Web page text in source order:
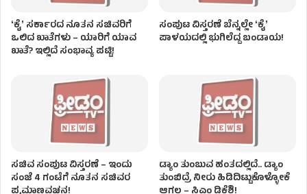
ʻಕೈʼ ಸರ್ಕಾರದ ನೂತನ ಸಚಿವರಿಗೆ
ಒಲಿದ ಖಾತೆಗಳು – ಯಾರಿಗೆ ಯಾವ
ಖಾತೆ? ಇಲ್ಲಿದೆ ಸಂಭಾವ್ಯ ಪಟ್ಟಿ!
ಸಂಪುಟ ವಿಸ್ತರಣೆ ಬೆನ್ನಲ್ಲೇ ʻಕೈʼ
ಪಾಳಯದಲ್ಲಿ ಭುಗಿಲೆದ್ದ ಬಂಡಾಯ!
ಸಚಿವ ಸಂಪುಟ ವಿಸ್ತರಣೆ – ಇಂದು
ಸಂಜೆ 4 ಗಂಟೆಗೆ ನೂತನ ಸಚಿವರ
ಡ್ಯಾಂ ತುಂಬುವ ಹಂತದಲ್ಲಿದೆ.. ಡ್ಯಾಂ
ತುಂಬಿದ್ರೆ ನೀರು ಹಿಡಿದಿಟ್ಟುಕೊಳ್ಳೋಕೆ